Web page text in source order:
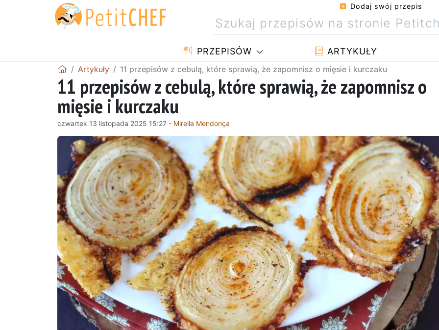
Dodaj swój przepis
PRZEPISÓW ARTYKUŁY
Artykuły 11 przepisów z cebulą, które sprawią, że zapomnisz o mięsie i kurczaku
11 przepisów z cebulą, które sprawią, że zapomnisz o
mięsie i kurczaku
czwartek 13 listopada 2025 15:27 - Mirella Mendonça